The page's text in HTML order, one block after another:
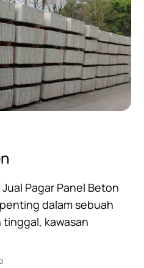
Pagar Panel Beton
dalam sebuah
kawasan